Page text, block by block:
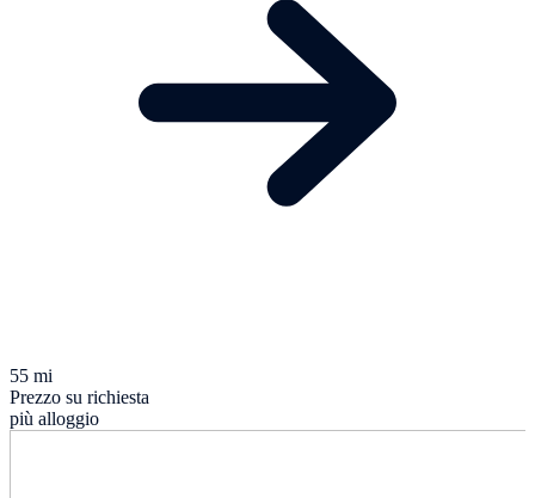
55 mi
Prezzo su richiesta
più alloggio